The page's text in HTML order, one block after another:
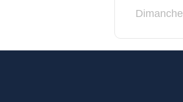
Dimanche